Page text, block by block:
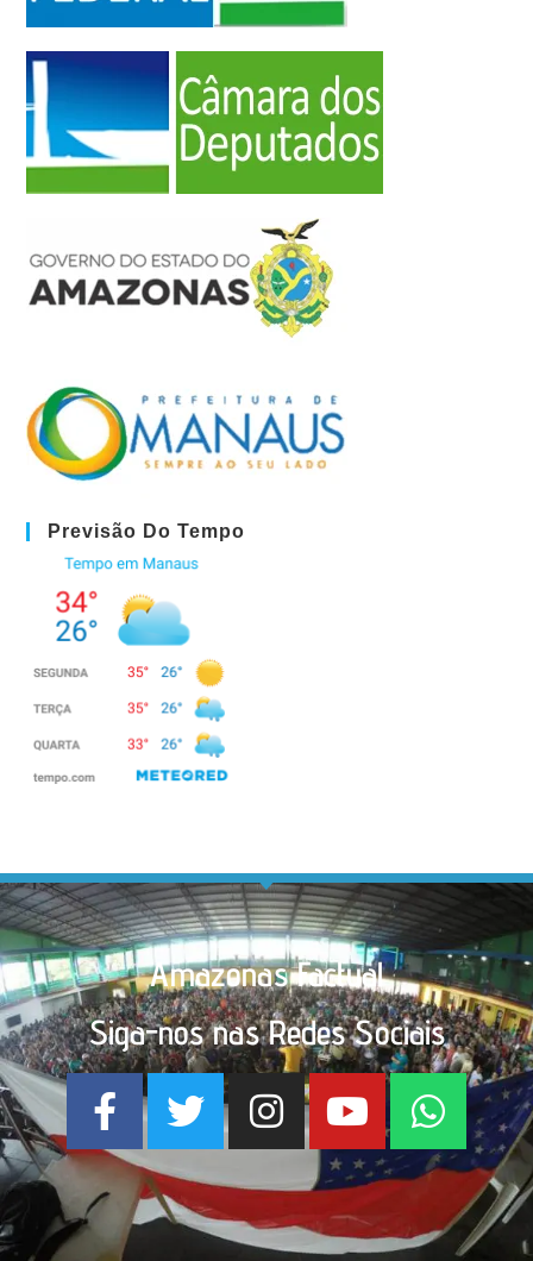
Previsão Do Tempo
Amazonas Factual
Siga-nos nas Redes Sociais